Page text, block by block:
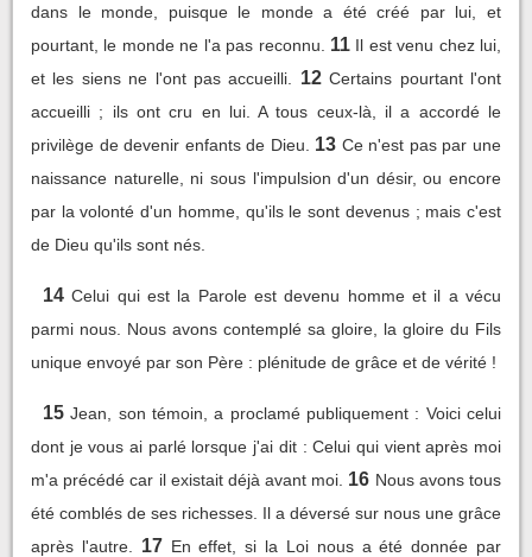
dans le monde, puisque le monde a été créé par lui, et
pourtant, le monde ne l'a pas reconnu.
11 Il est venu chez lui,
et les siens ne l'ont pas accueilli.
12 Certains pourtant l'ont
accueilli ; ils ont cru en lui. A tous ceux-là, il a accordé le
privilège de devenir enfants de Dieu.
13 Ce n'est pas par une
naissance naturelle, ni sous l'impulsion d'un désir, ou encore
par la volonté d'un homme, qu'ils le sont devenus ; mais c'est
de Dieu qu'ils sont nés.
14 Celui qui est la Parole est devenu homme et il a vécu
parmi nous. Nous avons contemplé sa gloire, la gloire du Fils
unique envoyé par son Père : plénitude de grâce et de vérité !
15 Jean, son témoin, a proclamé publiquement : Voici celui
dont je vous ai parlé lorsque j'ai dit : Celui qui vient après moi
m'a précédé car il existait déjà avant moi. 16 Nous avons tous
été comblés de ses richesses. Il a déversé sur nous une grâce
après l'autre.
17 En effet, si la Loi nous a été donnée par